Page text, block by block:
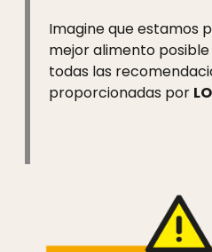
Imagine que estamos
mejor alimento
todas las
proporcionadas por